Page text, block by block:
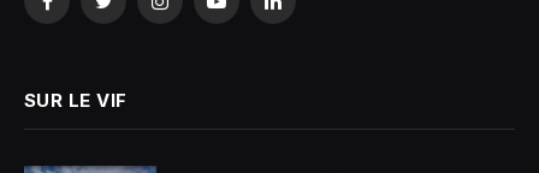
FacebookTwitterInstagramYouTubeLinkedIn
SUR LE VIF